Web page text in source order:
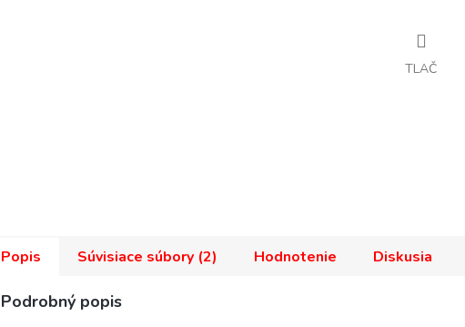
TLAČ
Popis Súvisiace súbory (2) Hodnotenie Diskusia
Podrobný popis